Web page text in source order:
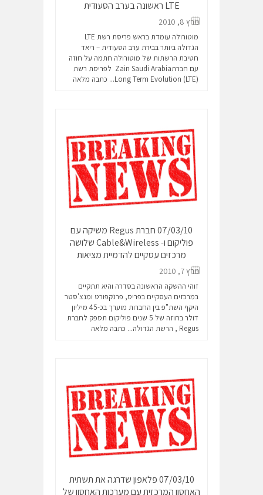
LTE ראשונה בערב הסעודית
מרץ 8, 2010
מוטורולה עומדת בראש פריסת רשת LTE
הגדולה ביותר בבירת ערב הסעודית – ריאד
חטיבת הרשתות של מוטורולה חתמה על חוזה
עם חברתZain Saudi Arabia לפריסת רשת
Long Term Evolution (LTE)...
כתבה מלאה
07/03/10 חברת Regus משיקה עם
פוליקום ו- Cable&Wireless שלושה
מרכזים עסקיים להדמיית מציאות
מרץ 7, 2010
זוהי ההשקה הראשונה בסדרה והיא תתקיים
במרכזים העסקיים בפריס, פרנקפורט ומנצ'סטר
היקף השת"פ בין החברות מוערך בכ-45 מיליון
דולר בחוזה של 5 שנים פוליקום תספק לחברת
Regus , הרשת הגדולה...
כתבה מלאה
07/03/10 פלאפון שדרגה את תשתית
האחסון המרכזית עם מערכות האחסון של